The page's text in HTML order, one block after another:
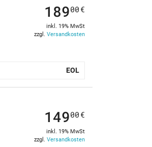
18900 €
inkl. 19% MwSt
zzgl. Versandkosten
EOL
14900 €
inkl. 19% MwSt
zzgl. Versandkosten